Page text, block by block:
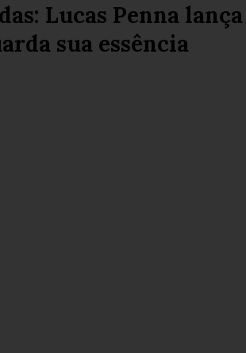
Lucas Penna lança
sua essência